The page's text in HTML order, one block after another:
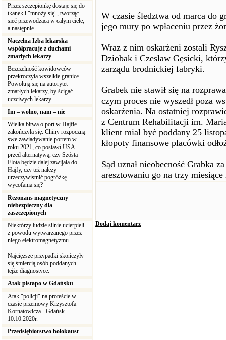
Przez szczepionkę dostaje się do
tkanek i "mnoży się", tworząc
sieć przewodzącą w całym ciele,
a następnie...
Naczelna Izba lekarska
współpracuje z duchami
zmarłych lekarzy
Bezczelność kowidowców
przekroczyła wszelkie granice.
Powołują się na autorytet
zmarłych lekarzy, by ścigać
uczciwych lekarzy.
Im – wolno, nam – nie
Wielka bitwa o port w Hajfie
zakończyła się. Chiny rozpoczną
swe zawiadywanie portem w
roku 2021, co postawi USA
przed alternatywą, czy Szósta
Flota będzie dalej zawijała do
Hajfy, czy też należy
urzeczywistnić pogróżkę
wycofania się?
Rezonans magnetyczny
niebezpieczny dla
zaszczepionych
Niektórzy ludzie silnie ucierpieli
z powodu wytwarzanego przez
niego elektromagnetyzmu.
Najcięższe przypadki skończyły
się śmiercią osób poddanych
tejże diagnostyce.
Atak pistapo w Gdańsku
Atak "policji" na proteście w
czasie przemowy Krzysztofa
Kornatowicza - Gdańsk -
10.10.2020r.
Przedsiębiorstwo holokaust
W czasie śledztwa od marca do
jego mury po wpłaceniu przez
Wraz z nim oskarżeni zostali
Dziobak i Czesław Gęsicki,
zarządu brodnickiej fabryki.
Grabek nie stawił się na
czym proces nie wyszedł poza
oskarżenia. Na ostatniej
z Centrum Rehabilitacji im.
klient miał być poddany 25
kłopoty finansowe placówki
Sąd uznał nieobecność Grabka
aresztowaniu go na trzy
Dodaj komentarz